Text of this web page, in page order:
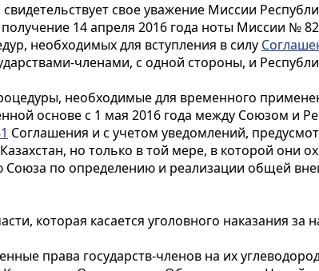
свое уважение Миссии
14 апреля 2016 года ноты Миссии №
необходимых для вступления в силу
членами, с одной стороны, и
необходимые для временного
основе с 1 мая 2016 года между Союзом и
Соглашения и с учетом уведомлений,
но только в той мере, в которой они
по определению и реализации общей
которая касается уголовного наказания
права государств-членов на их